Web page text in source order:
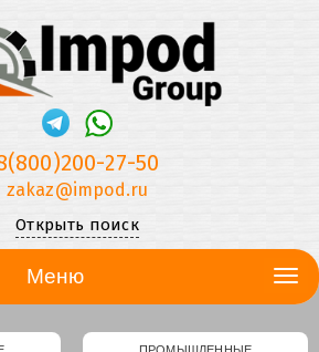
27-50
zakaz@impod.ru
Открыть поиск
Меню